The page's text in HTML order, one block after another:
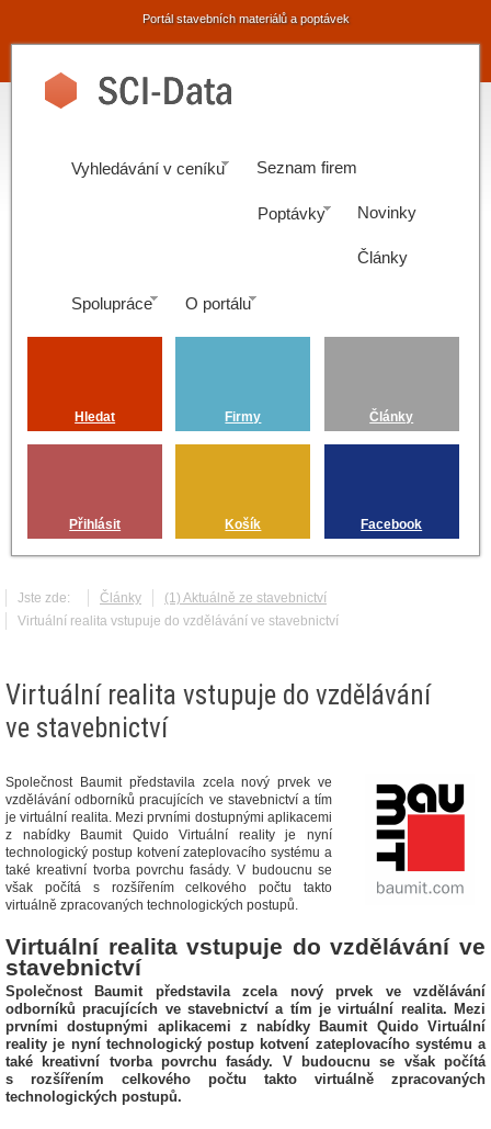
Portál stavebních materiálů a poptávek
Vyhledávání v ceníku Seznam firem
Poptávky Novinky
Články
Spolupráce O portálu
Hledat Firmy Články
Přihlásit Košík Facebook
Jste zde: Články
(1) Aktuálně ze stavebnictví
Virtuální realita vstupuje do vzdělávání ve stavebnictví
Virtuální realita vstupuje do vzdělávání
ve stavebnictví
Společnost Baumit představila zcela nový prvek ve
vzdělávání odborníků pracujících ve stavebnictví a tím
je virtuální realita. Mezi prvními dostupnými aplikacemi
z nabídky Baumit Quido Virtuální reality je nyní
technologický postup kotvení zateplovacího systému a
také kreativní tvorba povrchu fasády. V budoucnu se
však počítá s rozšířením celkového počtu takto
virtuálně zpracovaných technologických postupů.
Virtuální realita vstupuje do vzdělávání ve
stavebnictví
Společnost Baumit představila zcela nový prvek ve vzdělávání
odborníků pracujících ve stavebnictví a tím je virtuální realita. Mezi
prvními dostupnými aplikacemi z nabídky Baumit Quido Virtuální
reality je nyní technologický postup kotvení zateplovacího systému a
také kreativní tvorba povrchu fasády. V budoucnu se však počítá
s rozšířením celkového počtu takto virtuálně zpracovaných
technologických postupů.